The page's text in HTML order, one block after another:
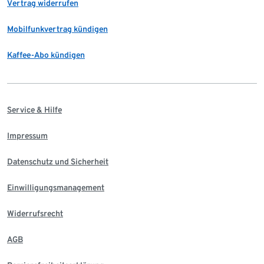
Vertrag widerrufen
Mobilfunkvertrag kündigen
Kaffee-Abo kündigen
Service & Hilfe
Impressum
Datenschutz und Sicherheit
Einwilligungsmanagement
Widerrufsrecht
AGB